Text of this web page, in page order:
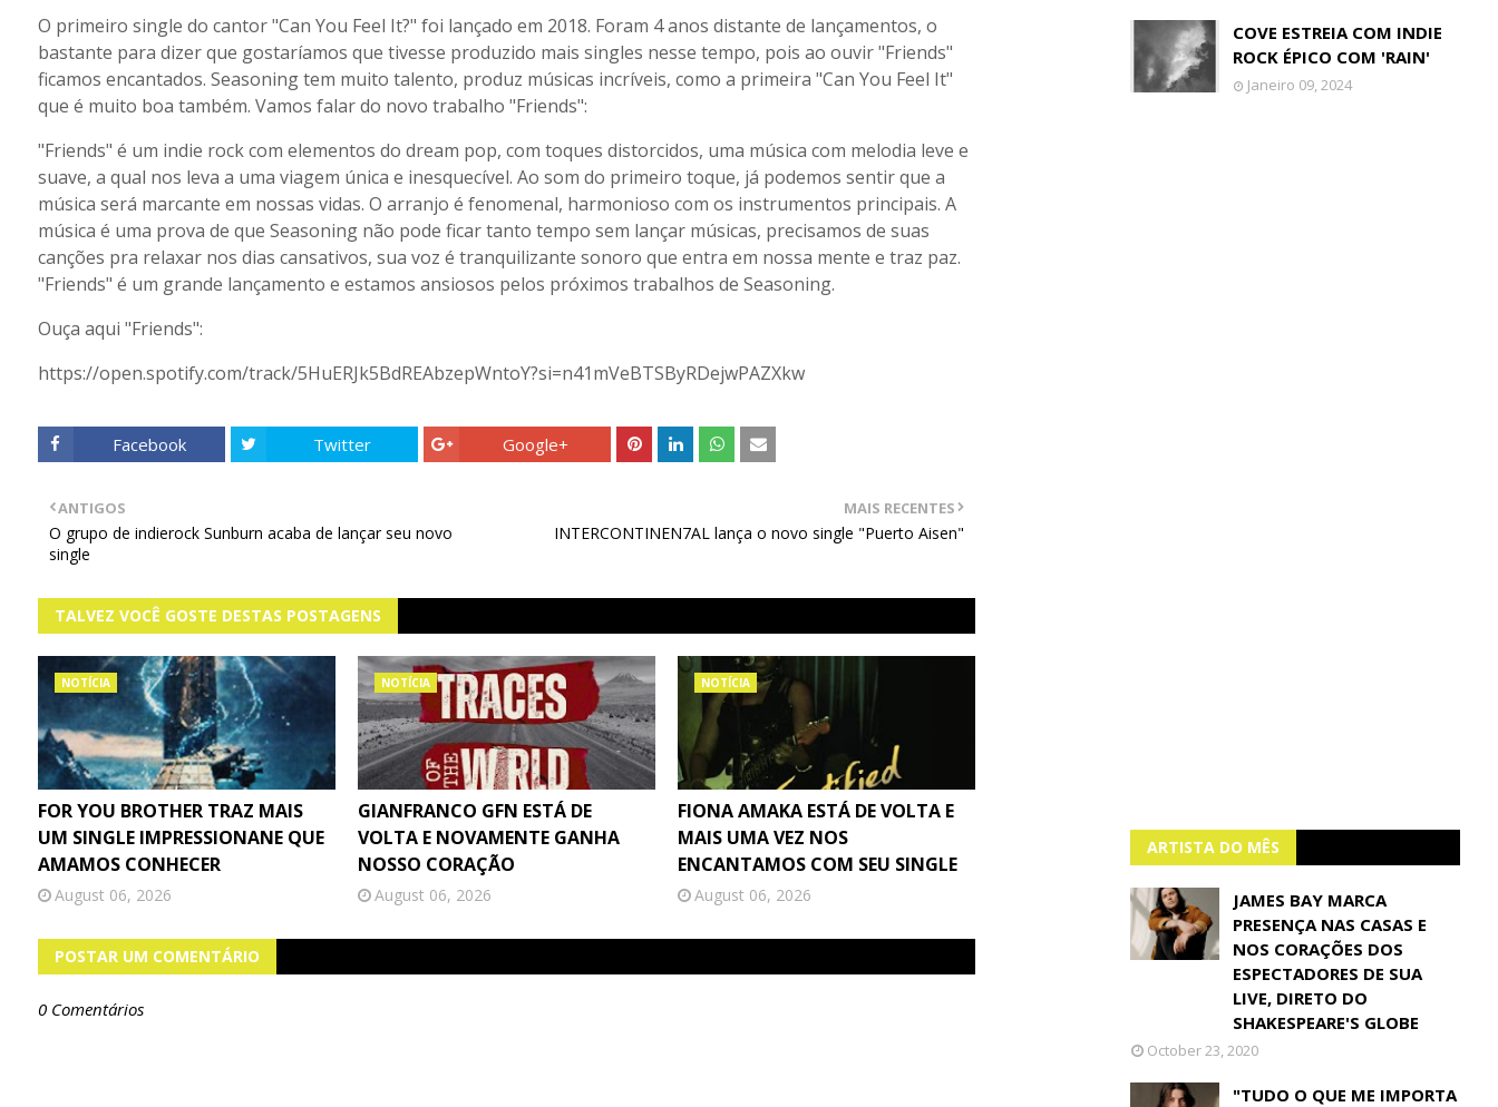
O primeiro single do cantor "Can You Feel It?" foi lançado em 2018. Foram 4 anos distante de lançamentos, o
bastante para dizer que gostaríamos que tivesse produzido mais singles nesse tempo, pois ao ouvir "Friends"
ficamos encantados. Seasoning tem muito talento, produz músicas incríveis, como a primeira "Can You Feel It"
que é muito boa também. Vamos falar do novo trabalho "Friends":
"Friends" é um indie rock com elementos do dream pop, com toques distorcidos, uma música com melodia leve e
suave, a qual nos leva a uma viagem única e inesquecível. Ao som do primeiro toque, já podemos sentir que a
música será marcante em nossas vidas. O arranjo é fenomenal, harmonioso com os instrumentos principais. A
música é uma prova de que Seasoning não pode ficar tanto tempo sem lançar músicas, precisamos de suas
canções pra relaxar nos dias cansativos, sua voz é tranquilizante sonoro que entra em nossa mente e traz paz.
"Friends" é um grande lançamento e estamos ansiosos pelos próximos trabalhos de Seasoning.
Ouça aqui "Friends":
https://open.spotify.com/track/5HuERJk5BdREAbzepWntoY?si=n41mVeBTSByRDejwPAZXkw
Facebook Twitter Google+
MAIS RECENTES
INTERCONTINEN7AL lança o novo single "Puerto Aisen"
ANTIGOS
O grupo de indierock Sunburn acaba de lançar seu novo
single
TALVEZ VOCÊ GOSTE DESTAS POSTAGENS
NOTÍCIA
FOR YOU BROTHER TRAZ MAIS
UM SINGLE IMPRESSIONANE QUE
AMAMOS CONHECER
August 06, 2026
NOTÍCIA
GIANFRANCO GFN ESTÁ DE
VOLTA E NOVAMENTE GANHA
NOSSO CORAÇÃO
August 06, 2026
NOTÍCIA
FIONA AMAKA ESTÁ DE VOLTA E
MAIS UMA VEZ NOS
ENCANTAMOS COM SEU SINGLE
August 06, 2026
POSTAR UM COMENTÁRIO
0 Comentários
COVE ESTREIA COM INDIE
ROCK ÉPICO COM 'RAIN'
Janeiro 09, 2024
ARTISTA DO MÊS
JAMES BAY MARCA
PRESENÇA NAS CASAS E
NOS CORAÇÕES DOS
ESPECTADORES DE SUA
LIVE, DIRETO DO
SHAKESPEARE'S GLOBE
October 23, 2020
"TUDO O QUE ME IMPORTA